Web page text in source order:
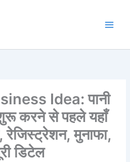
Idea: पानी
करने से पहले यहाँ
मुनाफा,
डिटेल